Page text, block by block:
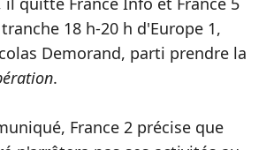
18 h-20 h d'Europe 1,
Demorand, parti prendre la
.
France 2 précise que